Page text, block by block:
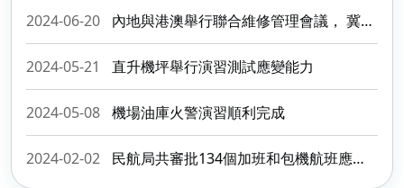
2024-06-20 內地與港澳舉行聯合維修管理會議， 冀促進三地民航維修業融合發展
2024-05-21 直升機坪舉行演習測試應變能力
2024-05-08 機場油庫火警演習順利完成
2024-02-02 民航局共審批134個加班和包機航班應付春運需求